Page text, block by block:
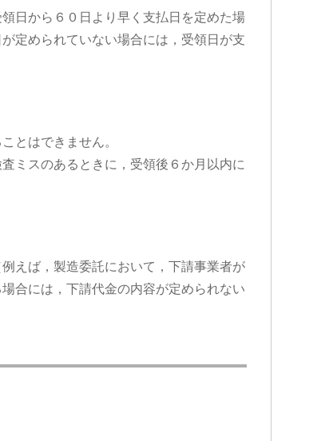
日から６０日より早く支払日を定めた場
定められていない場合には，受領日が支
とはできません。
ミスのあるときに，受領後６か月以内に
えば，製造委託において，下請事業者が
合には，下請代金の内容が定められない